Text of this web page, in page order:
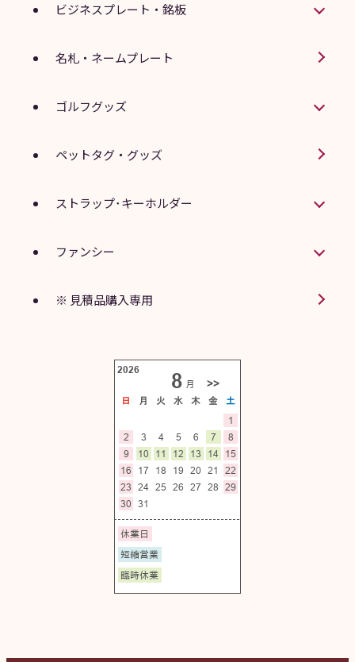
ビジネスプレート・銘板
名札・ネームプレート
ゴルフグッズ
ペットタグ・グッズ
ストラップ･キーホルダー
ファンシー
※ 見積品購入専用